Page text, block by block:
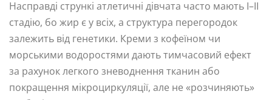
Насправді стрункі атлетичні дівчата часто мають I–II
стадію, бо жир є у всіх, а структура перегородок
залежить від генетики. Креми з кофеїном чи
морськими водоростями дають тимчасовий ефект
за рахунок легкого зневоднення тканин або
покращення мікроциркуляції, але не «розчиняють»